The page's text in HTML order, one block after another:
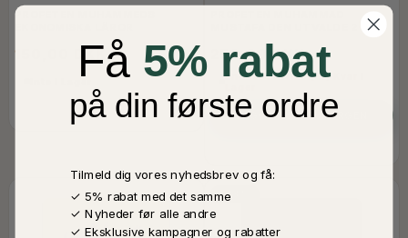
PROFETEN MUHAMMEDS
150,00 DKK 250,00 DKK
Endast 1 Artikel(er) Kvar I
LÄGG TILL VARUKORGEN
-33%
Få 5% rabat
på din første ordre
Tilmeld dig vores nyhedsbrev og få:
✓ 5% rabat med det samme
✓ Nyheder før alle andre
✓ Eksklusive kampagner og rabatter